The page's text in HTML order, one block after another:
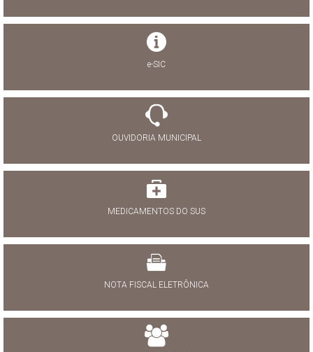
e-SIC
OUVIDORIA MUNICIPAL
MEDICAMENTOS DO SUS
NOTA FISCAL ELETRÔNICA